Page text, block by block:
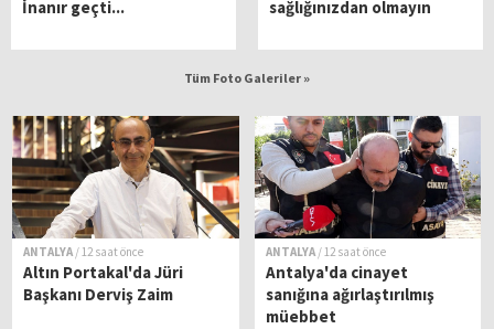
İnanır geçti...
sağlığınızdan olmayın
Tüm Foto Galeriler »
ANTALYA / 12 saat önce
Altın Portakal'da Jüri
Başkanı Derviş Zaim
ANTALYA / 12 saat önce
Antalya'da cinayet
sanığına ağırlaştırılmış
müebbet